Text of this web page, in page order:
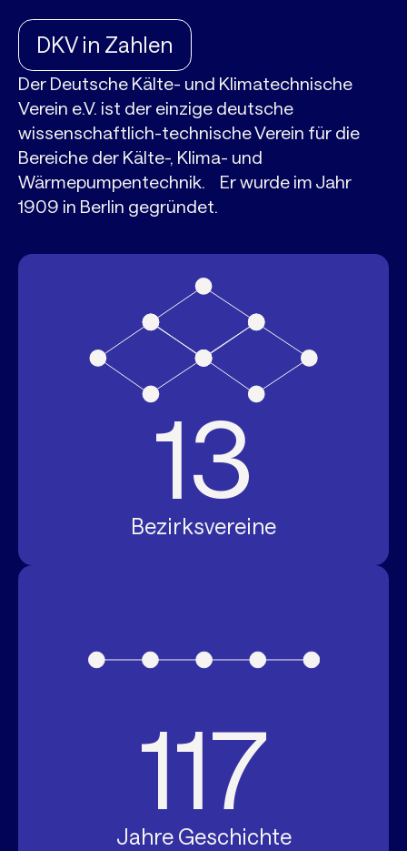
DKV in Zahlen
Der Deutsche Kälte- und Klimatechnische
Verein e.V. ist der einzige deutsche
wissenschaftlich-technische Verein für die
Bereiche der Kälte-, Klima- und
Wärmepumpentechnik. Er wurde im Jahr
1909 in Berlin gegründet.
13
Bezirksvereine
117
Jahre Geschichte